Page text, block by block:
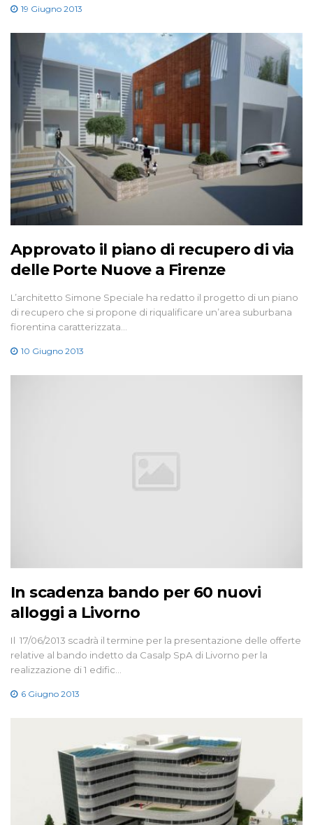
19 Giugno 2013
Approvato il piano di recupero di via
delle Porte Nuove a Firenze
L’architetto Simone Speciale ha redatto il progetto di un piano
di recupero che si propone di riqualificare un’area suburbana
fiorentina caratterizzata…
10 Giugno 2013
In scadenza bando per 60 nuovi
alloggi a Livorno
Il 17/06/2013 scadrà il termine per la presentazione delle offerte
relative al bando indetto da Casalp SpA di Livorno per la
realizzazione di 1 edific…
6 Giugno 2013